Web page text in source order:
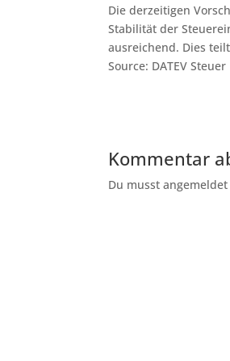
Die derzeitigen
Stabilität der
ausreichend. Dies
Source: DATEV Steuer
Kommentar
Du musst